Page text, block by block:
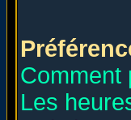
Comment
Les